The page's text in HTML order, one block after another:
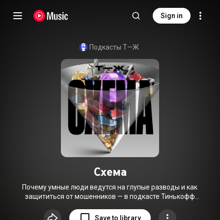
Sign in
Подкасты Т—Ж
Схема
Почему умные люди ведутся на глупые разводы и как
защититься от мошенников — в подкасте Тинькофф
изучает, как работают мошенники, и до сих пор
Save to library